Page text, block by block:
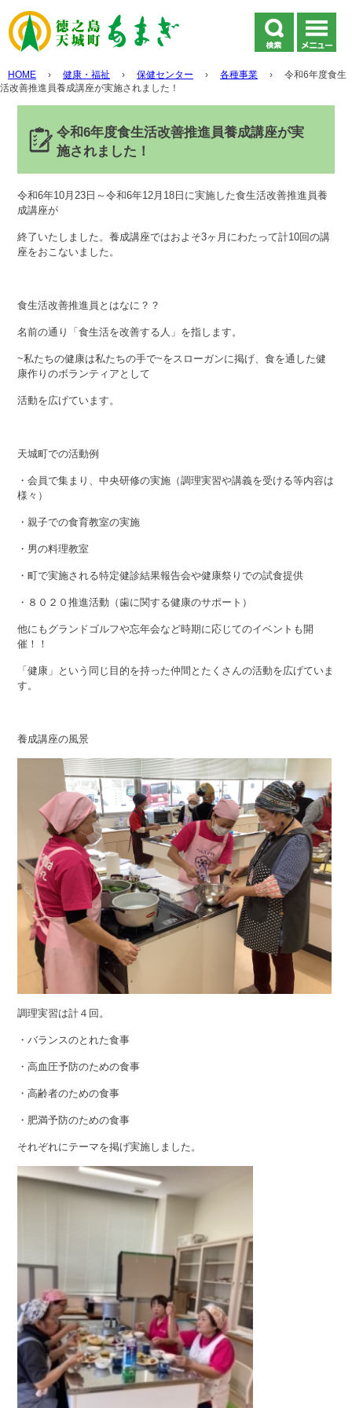
HOME › 健康・福祉 › 保健センター › 各種事業 ›
令和6年度食生
活改善推進員養成講座が実施されました！
令和6年度食生活改善推進員養成講座が実
施されました！
令和6年10月23日～令和6年12月18日に実施した食生活改善推進員養
成講座が
終了いたしました。養成講座ではおよそ3ヶ月にわたって計10回の講
座をおこないました。
食生活改善推進員とはなに？？
名前の通り「食生活を改善する人」を指します。
~私たちの健康は私たちの手で~をスローガンに掲げ、食を通した健
康作りのボランティアとして
活動を広げています。
天城町での活動例
・会員で集まり、中央研修の実施（調理実習や講義を受ける等内容は
様々）
・親子での食育教室の実施
・男の料理教室
・町で実施される特定健診結果報告会や健康祭りでの試食提供
・８０２０推進活動（歯に関する健康のサポート）
他にもグランドゴルフや忘年会など時期に応じてのイベントも開
催！！
「健康」という同じ目的を持った仲間とたくさんの活動を広げていま
す。
養成講座の風景
調理実習は計４回。
・バランスのとれた食事
・高血圧予防のための食事
・高齢者のための食事
・肥満予防のための食事
それぞれにテーマを掲げ実施しました。